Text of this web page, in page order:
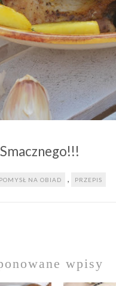
Smacznego!!!
POMYSŁ NA OBIAD , PRZEPIS
wpisy